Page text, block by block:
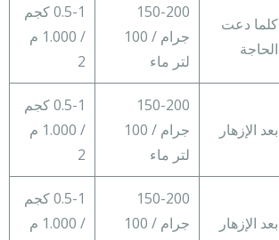
كلما دعت
الحاجة
150-200
جرام / 100
لتر ماء
0.5-1 كجم
/ 1.000 م
2
بعد الإزهار
150-200
جرام / 100
لتر ماء
0.5-1 كجم
/ 1.000 م
2
بعد الإزهار
150-200
جرام / 100
0.5-1 كجم
/ 1.000 م